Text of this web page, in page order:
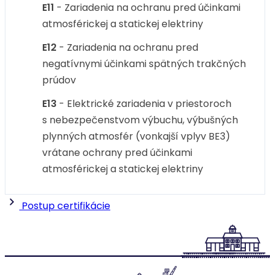
E11 - Zariadenia na ochranu pred účinkami
atmosférickej a statickej elektriny
E12 - Zariadenia na ochranu pred
negatívnymi účinkami spätných trakčných
prúdov
E13 - Elektrické zariadenia v priestoroch
s nebezpečenstvom výbuchu, výbušných
plynných atmosfér (vonkajší vplyv BE3)
vrátane ochrany pred účinkami
atmosférickej a statickej elektriny
Postup certifikácie